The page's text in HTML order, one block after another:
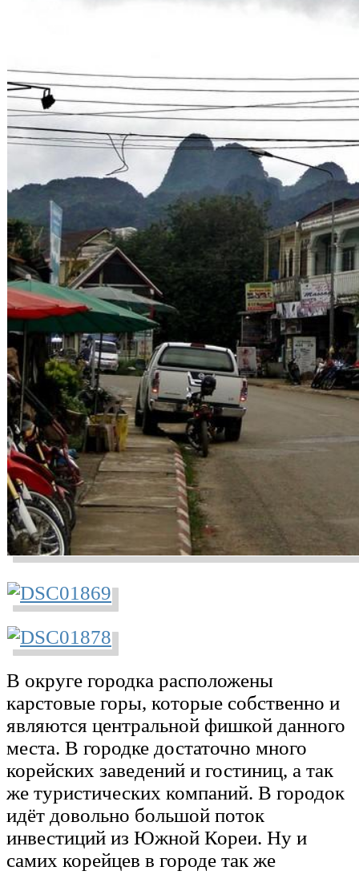
В округе городка расположены
карстовые горы, которые собственно и
являются центральной фишкой данного
места. В городке достаточно много
корейских заведений и гостиниц, а так
же туристических компаний. В городок
идёт довольно большой поток
инвестиций из Южной Кореи. Ну и
самих корейцев в городе так же